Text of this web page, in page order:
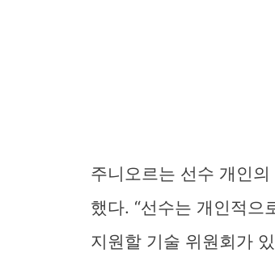
주니오르는 선수 개인
했다. “선수는 개인적으
지원할 기술 위원회가